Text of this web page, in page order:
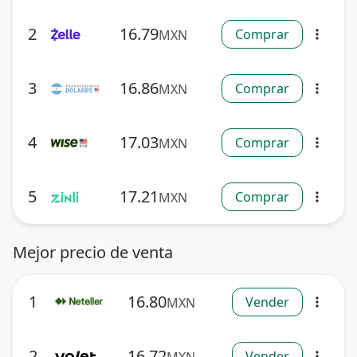
2 16.79MXN Comprar more_vert
3 16.86MXN Comprar more_vert
4 17.03MXN Comprar more_vert
5 17.21 MXN Comprar more_vert
Mejor precio de venta
1 16.80MXN Vender more_vert